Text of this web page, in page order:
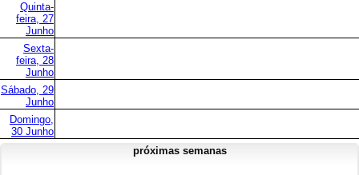
Quinta-
feira, 27
Junho
Sexta-
feira, 28
Junho
Sábado, 29
Junho
Domingo,
30 Junho
próximas semanas